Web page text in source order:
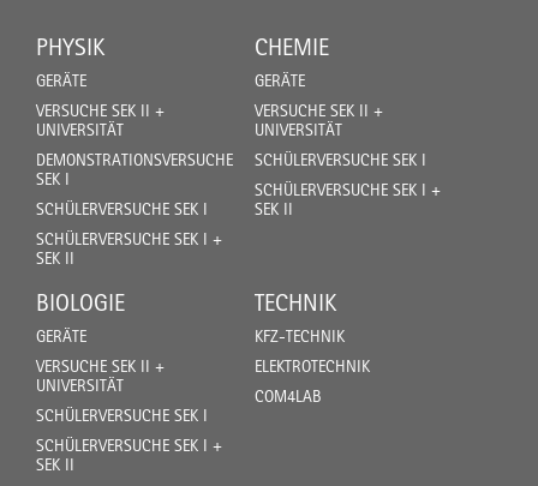
PHYSIK
GERÄTE
VERSUCHE SEK II +
UNIVERSITÄT
DEMONSTRATIONSVERSUCHE
SEK I
SCHÜLERVERSUCHE SEK I
SCHÜLERVERSUCHE SEK I +
SEK II
CHEMIE
GERÄTE
VERSUCHE SEK II +
UNIVERSITÄT
SCHÜLERVERSUCHE SEK I
SCHÜLERVERSUCHE SEK I +
SEK II
BIOLOGIE
GERÄTE
VERSUCHE SEK II +
UNIVERSITÄT
SCHÜLERVERSUCHE SEK I
SCHÜLERVERSUCHE SEK I +
SEK II
TECHNIK
KFZ-TECHNIK
ELEKTROTECHNIK
COM4LAB